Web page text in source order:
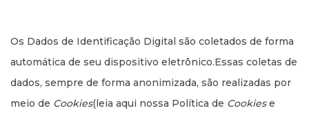
Os Dados de Identificação Digital são coletados de forma
automática de seu dispositivo eletrônico.Essas coletas de
dados, sempre de forma anonimizada, são realizadas por
meio de Cookies(leia aqui nossa Política de Cookiese